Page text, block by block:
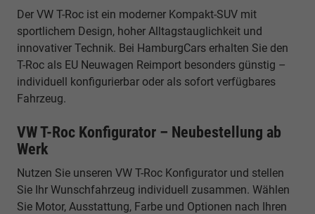
Der VW T-Roc ist ein moderner Kompakt-SUV mit
sportlichem Design, hoher Alltagstauglichkeit und
innovativer Technik. Bei HamburgCars erhalten Sie den
T-Roc als EU Neuwagen Reimport besonders günstig –
individuell konfigurierbar oder als sofort verfügbares
Fahrzeug.
VW T-Roc Konfigurator – Neubestellung ab
Werk
Nutzen Sie unseren VW T-Roc Konfigurator und stellen
Sie Ihr Wunschfahrzeug individuell zusammen. Wählen
Sie Motor, Ausstattung, Farbe und Optionen nach Ihren